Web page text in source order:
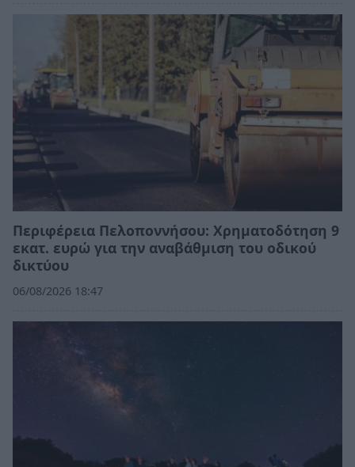
Περιφέρεια Πελοποννήσου: Χρηματοδότηση 9
εκατ. ευρώ για την αναβάθμιση του οδικού
δικτύου
06/08/2026 18:47